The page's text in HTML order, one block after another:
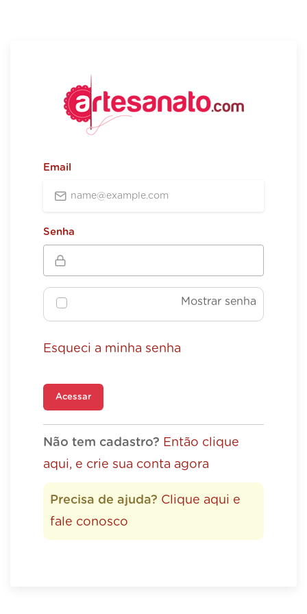
Email
Senha
Mostrar senha
Esqueci a minha senha
Acessar
Não tem cadastro? Então clique
aqui, e crie sua conta agora
Precisa de ajuda? Clique aqui e
fale conosco